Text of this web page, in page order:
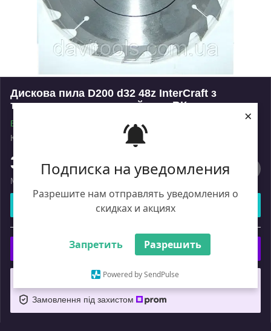
Подписка на уведомления
Разрешите нам отправлять уведомления о
скидках и акциях
Запретить Разрешить
Powered by SendPulse
×
Дискова пила D200 d32 48z InterCraft з
твердосплавними напайками ВК.
В наявності
Код: 2156171
371 ₴
Мінімальна сума замовлення на сайті — 450 ₴
Купити
Купити з
Що таке купити з Пром?
Замовлення під захистом